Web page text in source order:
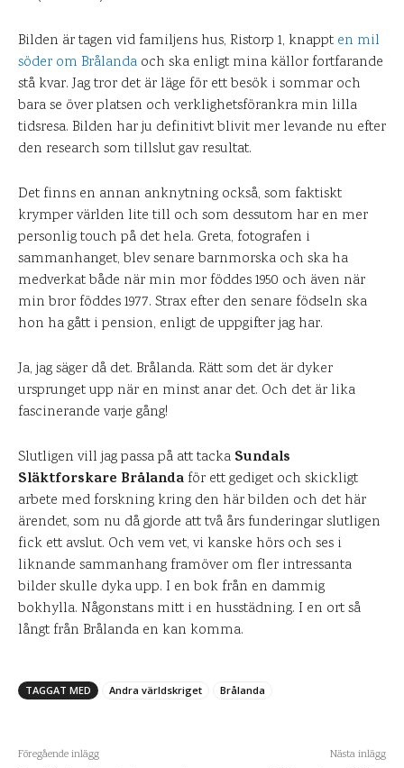
Bilden är tagen vid familjens hus, Ristorp 1, knappt en mil
söder om Brålanda och ska enligt mina källor fortfarande
stå kvar. Jag tror det är läge för ett besök i sommar och
bara se över platsen och verklighetsförankra min lilla
tidsresa. Bilden har ju definitivt blivit mer levande nu efter
den research som tillslut gav resultat.
Det finns en annan anknytning också, som faktiskt
krymper världen lite till och som dessutom har en mer
personlig touch på det hela. Greta, fotografen i
sammanhanget, blev senare barnmorska och ska ha
medverkat både när min mor föddes 1950 och även när
min bror föddes 1977. Strax efter den senare födseln ska
hon ha gått i pension, enligt de uppgifter jag har.
Ja, jag säger då det. Brålanda. Rätt som det är dyker
ursprunget upp när en minst anar det. Och det är lika
fascinerande varje gång!
Slutligen vill jag passa på att tacka Sundals
Släktforskare Brålanda för ett gediget och skickligt
arbete med forskning kring den här bilden och det här
ärendet, som nu då gjorde att två års funderingar slutligen
fick ett avslut. Och vem vet, vi kanske hörs och ses i
liknande sammanhang framöver om fler intressanta
bilder skulle dyka upp. I en bok från en dammig
bokhylla. Någonstans mitt i en husstädning. I en ort så
långt från Brålanda en kan komma.
TAGGAT MED Andra världskriget Brålanda
Föregående inlägg Nästa inlägg